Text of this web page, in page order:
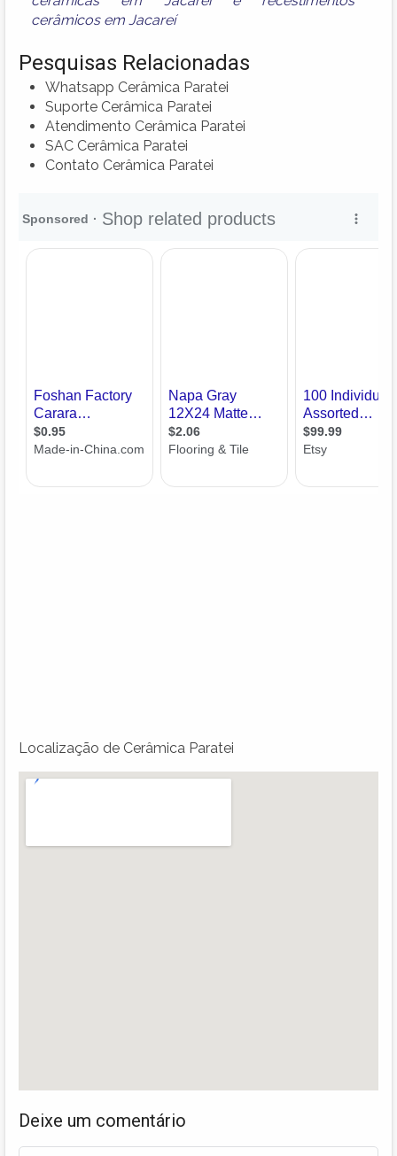
cerâmicos em Jacareí
Pesquisas Relacionadas
Whatsapp Cerâmica Paratei
Suporte Cerâmica Paratei
Atendimento Cerâmica Paratei
SAC Cerâmica Paratei
Contato Cerâmica Paratei
Localização de Cerâmica Paratei
Deixe um comentário